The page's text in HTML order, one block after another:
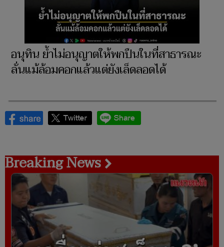
อนุทิน ย้ำไม่อนุญาตให้พกปืนในที่สาธารณะ
ลั่นแม้ล้อมคอกแล้วแต่ยังเล็ดลอดได้
Breaking News